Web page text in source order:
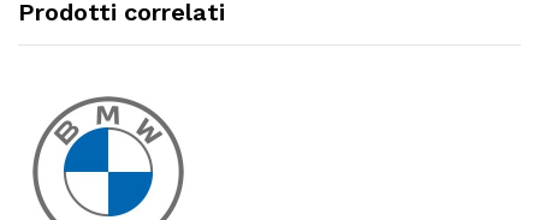
Prodotti correlati